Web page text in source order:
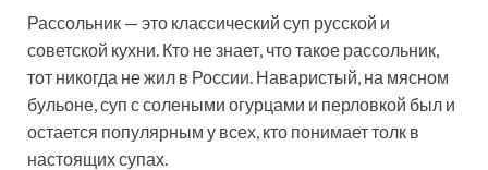
Рассольник — это классический суп русской и
советской кухни. Кто не знает, что такое рассольник,
тот никогда не жил в России. Наваристый, на мясном
бульоне, суп с солеными огурцами и перловкой был и
остается популярным у всех, кто понимает толк в
настоящих супах.